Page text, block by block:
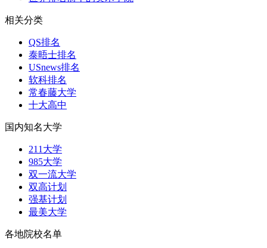
相关分类
QS排名
泰晤士排名
USnews排名
软科排名
常春藤大学
十大高中
国内知名大学
211大学
985大学
双一流大学
双高计划
强基计划
最美大学
各地院校名单